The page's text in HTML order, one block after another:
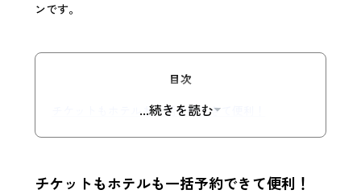
ンです。
目次
チケットもホテルも一括予約できて便利！
...続きを読む
チケットもホテルも一括予約できて便利！